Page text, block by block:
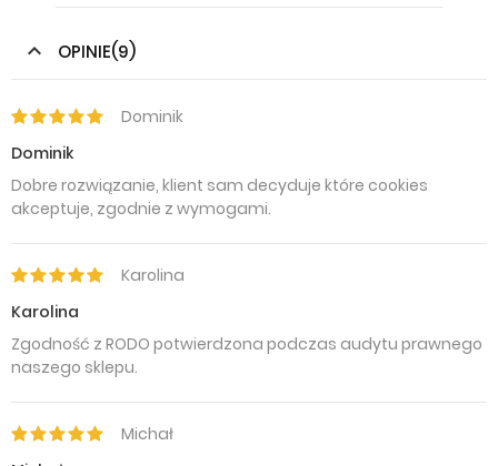
OPINIE(9)
Dominik
Dominik
Dobre rozwiązanie, klient sam decyduje które cookies
akceptuje, zgodnie z wymogami.
Karolina
Karolina
Zgodność z RODO potwierdzona podczas audytu prawnego
naszego sklepu.
Michał